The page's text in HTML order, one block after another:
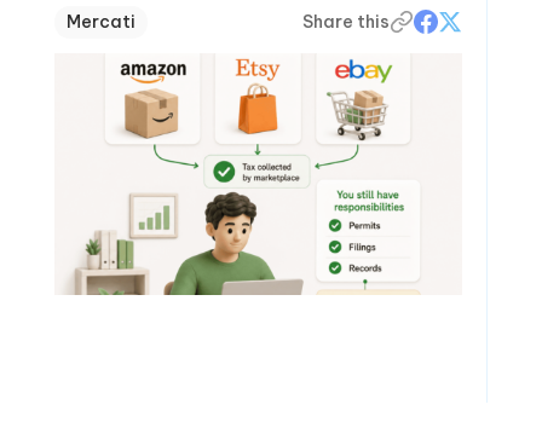
Mercati Share this